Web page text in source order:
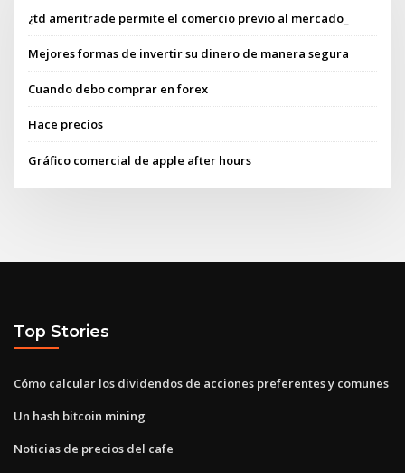
¿td ameritrade permite el comercio previo al mercado_
Mejores formas de invertir su dinero de manera segura
Cuando debo comprar en forex
Hace precios
Gráfico comercial de apple after hours
Top Stories
Cómo calcular los dividendos de acciones preferentes y comunes
Un hash bitcoin mining
Noticias de precios del cafe